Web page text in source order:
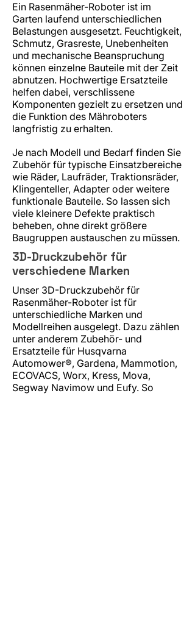
Ein Rasenmäher-Roboter ist im
Garten laufend unterschiedlichen
Belastungen ausgesetzt. Feuchtigkeit,
Schmutz, Grasreste, Unebenheiten
und mechanische Beanspruchung
können einzelne Bauteile mit der Zeit
abnutzen. Hochwertige Ersatzteile
helfen dabei, verschlissene
Komponenten gezielt zu ersetzen und
die Funktion des Mähroboters
langfristig zu erhalten.
Je nach Modell und Bedarf finden Sie
Zubehör für typische Einsatzbereiche
wie Räder, Laufräder, Traktionsräder,
Klingenteller, Adapter oder weitere
funktionale Bauteile. So lassen sich
viele kleinere Defekte praktisch
beheben, ohne direkt größere
Baugruppen austauschen zu müssen.
3D-Druckzubehör für
verschiedene Marken
Unser 3D-Druckzubehör für
Rasenmäher-Roboter ist für
unterschiedliche Marken und
Modellreihen ausgelegt. Dazu zählen
unter anderem Zubehör- und
Ersatzteile für Husqvarna
Automower®, Gardena, Mammotion,
ECOVACS, Worx, Kress, Mova,
Segway Navimow und Eufy. So